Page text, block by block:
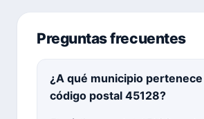
Preguntas frecuentes
¿A qué municipio
código postal 45128?